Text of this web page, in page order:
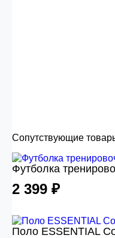
Сопутствующие
Футболка
2 399 ₽
Поло ESSENTIAL